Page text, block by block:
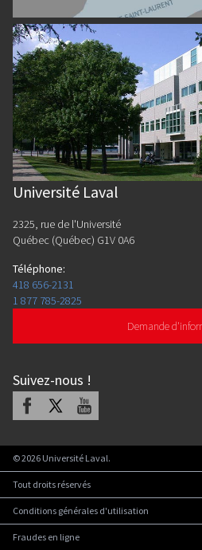
Université Laval
2325, rue de l'Université
Québec (Québec) G1V 0A6
Téléphone:
418 656-2131
1 877 785-2825
Demande
Suivez-nous !
Facebook Youtube
©2026 Université Laval.
Tout droits réservés
Conditions générales d'utilisation
Fraudes en ligne